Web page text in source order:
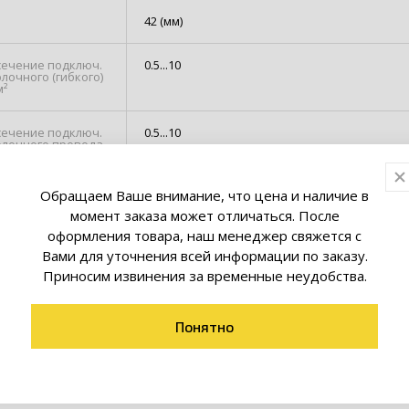
42 (мм)
подключ.
(гибкого)
0.5...10
подключ.
провода
мм²
0.5...10
подключ.
провода с
мм²
0.5...10
JXB-S EKF PROxima самозажимные устанавливаются
предназначены для использования в распределительных
и разветвления фазных, нулевых и проводников
сечений. Особое преимущество данных клемм – в
проводников: используются подпружиненные
контакты. Подвод проводника осуществляется сбоку
Обращаем Ваше внимание, что цена и наличие в
момент заказа может отличаться. После
оформления товара, наш менеджер свяжется с
Вами для уточнения всей информации по заказу.
Приносим извинения за временные неудобства.
Понятно